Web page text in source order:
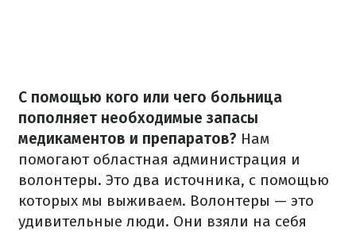
С помощью кого или чего больница
пополняет необходимые запасы
медикаментов и препаратов? Нам
помогают областная администрация и
волонтеры. Это два источника, с помощью
которых мы выживаем. Волонтеры — это
удивительные люди. Они взяли на себя